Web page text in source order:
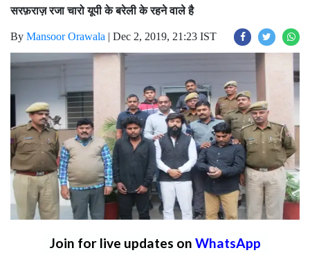
सरफ़राज़ रजा चारो यूपी के बरेली के रहने वाले है
By Mansoor Orawala | Dec 2, 2019, 21:23 IST
Join for live updates on WhatsApp